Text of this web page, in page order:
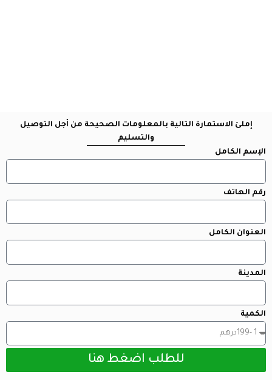
إملئ الاستمارة التالية بالمعلومات الصحيحة من أجل التوصيل
والتسليم
الإسم الكامل
رقم الهاتف
العنوان الكامل
المدينة
الكمية
للطلب اضغط هنا